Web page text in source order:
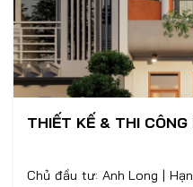
THIẾT KẾ & THI
Chủ đầu tư: Anh Long |